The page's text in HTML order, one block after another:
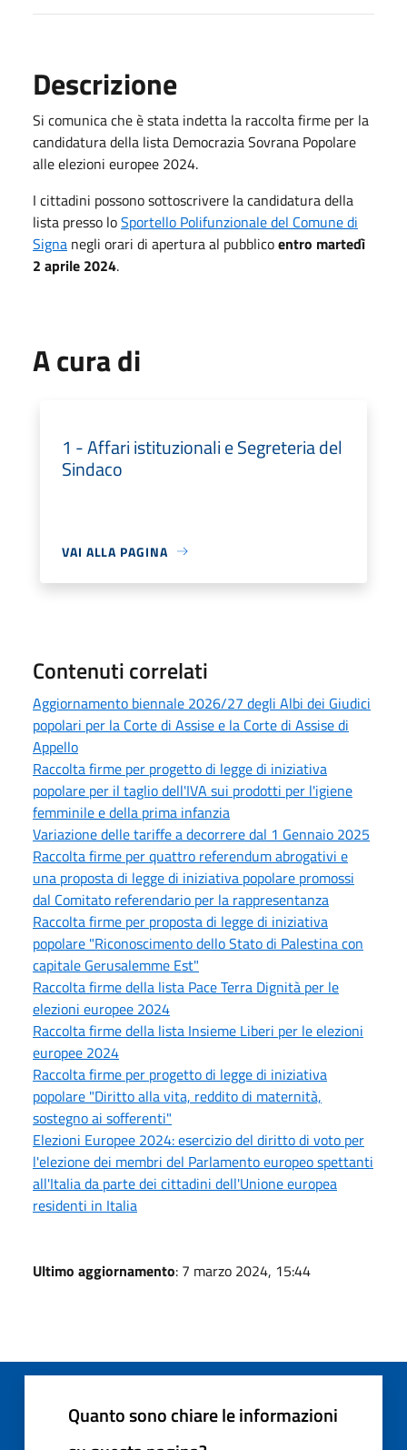
Descrizione
Si comunica che è stata indetta la raccolta firme per la
candidatura della lista Democrazia Sovrana Popolare
alle elezioni europee 2024.
I cittadini possono sottoscrivere la candidatura della
lista presso loSportello Polifunzionale del Comune di
Signa negli orari di apertura al pubblicoentro martedì
2 aprile 2024.
A cura di
1 - Affari istituzionali e Segreteria del
Sindaco
VAI ALLA PAGINA
Contenuti correlati
Aggiornamento biennale 2026/27 degli Albi dei Giudici
popolari per la Corte di Assise e la Corte di Assise di
Appello
Raccolta firme per progetto di legge di iniziativa
popolare per il taglio dell'IVA sui prodotti per l'igiene
femminile e della prima infanzia
Variazione delle tariffe a decorrere dal 1 Gennaio 2025
Raccolta firme per quattro referendum abrogativi e
una proposta di legge di iniziativa popolare promossi
dal Comitato referendario per la rappresentanza
Raccolta firme per proposta di legge di iniziativa
popolare "Riconoscimento dello Stato di Palestina con
capitale Gerusalemme Est"
Raccolta firme della lista Pace Terra Dignità per le
elezioni europee 2024
Raccolta firme della lista Insieme Liberi per le elezioni
europee 2024
Raccolta firme per progetto di legge di iniziativa
popolare "Diritto alla vita, reddito di maternità,
sostegno ai sofferenti"
Elezioni Europee 2024: esercizio del diritto di voto per
l'elezione dei membri del Parlamento europeo spettanti
all'Italia da parte dei cittadini dell'Unione europea
residenti in Italia
Ultimo aggiornamento: 7 marzo 2024, 15:44
Quanto sono chiare le informazioni